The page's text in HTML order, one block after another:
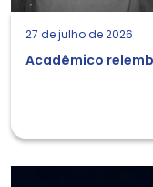
27 de julho de 2026
Acadêmico